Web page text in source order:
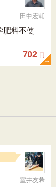
田中宏輔
肥料不使
702 円
室井友希